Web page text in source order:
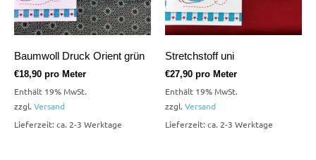
Baumwoll Druck Orient grün
€18,90 pro Meter
Enthält 19% MwSt.
zzgl. Versand
Lieferzeit: ca. 2-3 Werktage
Stretchstoff uni
€27,90 pro Meter
Enthält 19% MwSt.
zzgl. Versand
Lieferzeit: ca. 2-3 Werktage